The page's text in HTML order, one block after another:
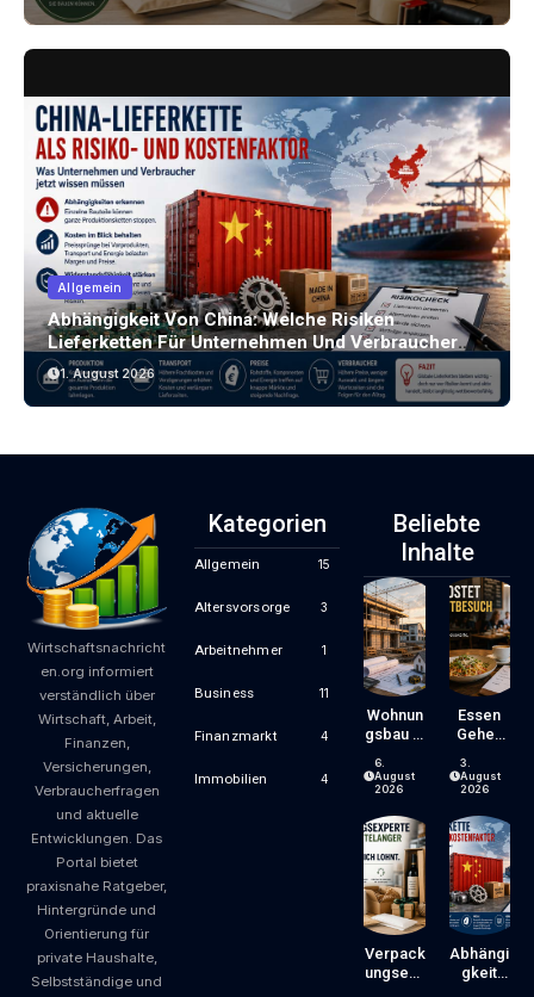
Allgemein
Abhängigkeit Von China: Welche Risiken
Lieferketten Für Unternehmen Und Verbraucher
Bergen
1. August 2026
Wirtschaftsnachricht
en.org informiert
verständlich über
Wirtschaft, Arbeit,
Finanzen,
Versicherungen,
Verbraucherfragen
und aktuelle
Entwicklungen. Das
Portal bietet
praxisnahe Ratgeber,
Hintergründe und
Orientierung für
private Haushalte,
Selbstständige und
Kategorien
Allgemein 15
Altersvorsorge 3
Arbeitnehmer 1
Business 11
Finanzmarkt 4
Immobilien 4
Beliebte
Inhalte
Wohnun
Gsbau In
Krise:
Worauf
En Und
Käufer
Bei
Kosten,
Finanzie
Rung
Zeitplan
Achten
6.
August
2026
Essen
Gehen
Zum
Luxus?
Gastron
Omiepre
Ise
Entsteh
En Und
Worauf
Gäste
Achten
Können
3.
August
2026
Verpack
Ungsexp
Abhängi
Gkeit